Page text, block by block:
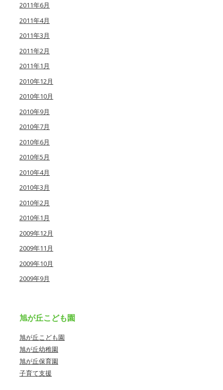
2011年6月
2011年4月
2011年3月
2011年2月
2011年1月
2010年12月
2010年10月
2010年9月
2010年7月
2010年6月
2010年5月
2010年4月
2010年3月
2010年2月
2010年1月
2009年12月
2009年11月
2009年10月
2009年9月
旭が丘こども園
旭が丘こども園
旭が丘幼稚園
旭が丘保育園
子育て支援